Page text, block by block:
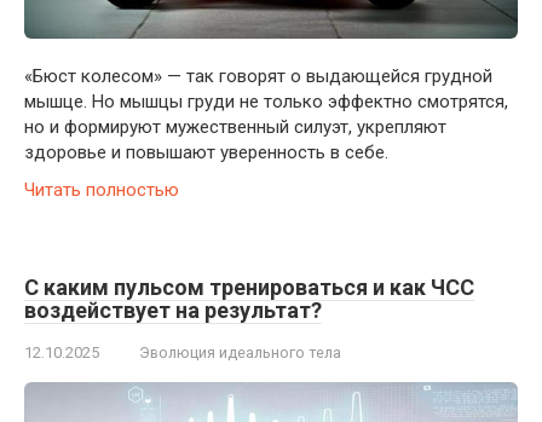
«Бюст колесом» — так говорят о выдающейся грудной
мышце. Но мышцы груди не только эффектно смотрятся,
но и формируют мужественный силуэт, укрепляют
здоровье и повышают уверенность в себе.
Читать полностью
С каким пульсом тренироваться и как ЧСС
воздействует на результат?
12.10.2025 Эволюция идеального тела